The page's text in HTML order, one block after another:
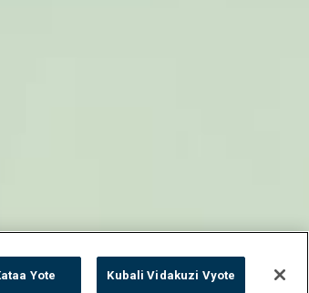
Yote Kubali Vidakuzi Vyote